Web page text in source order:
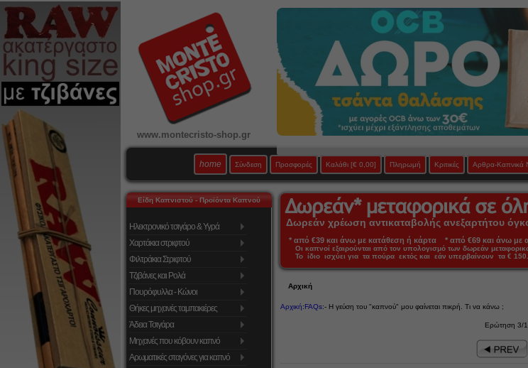
www.montecristo-shop.gr
home Σύνδεση Προσφορές Καλάθι [€ 0,00] Πληρωμή Κριτικές Αρθρα-Καπνικά
Είδη Καπνιστού - Προϊόντα Καπνού
Ηλεκτρονικό τσιγάρο & Υγρά
Χαρτάκια στριφτού
Φιλτράκια Στριφτού
Τζιβάνες και Ρολά
Πουρόφυλλα - Κώνοι
Θήκες μηχανές ταμπακιέρες
Άδεια Τσιγάρα
Μηχανές που κόβουν καπνό
Αρωματικές σταγόνες για καπνό
Δωρεάν χρέωση αντικαταβολής ανεξαρτήτου
* από €39 και άνω με κατάθεση ή κάρτα * από €69 και άνω με
Οι καπνοί εξαιρούνται από τον υπολογισμό των δωρεάν
Το ίδιο ισχύει για τα πούρα εκτός και εάν υπερβαίνουν τα €
Αρχική
Αρχική:FAQs:- Η γεύση του "καπνού" μου φαίνεται πικρή. Τι να κάνω ;
Ερώτηση 3/